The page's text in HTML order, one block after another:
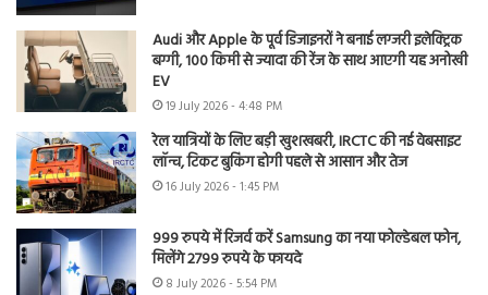
Audi और Apple के पूर्व डिजाइनरों ने बनाई लग्जरी इलेक्ट्रिक
बग्गी, 100 किमी से ज्यादा की रेंज के साथ आएगी यह अनोखी
EV
19 July 2026 - 4:48 PM
रेल यात्रियों के लिए बड़ी खुशखबरी, IRCTC की नई वेबसाइट
लॉन्च, टिकट बुकिंग होगी पहले से आसान और तेज
16 July 2026 - 1:45 PM
999 रुपये में रिजर्व करें Samsung का नया फोल्डेबल फोन,
मिलेंगे 2799 रुपये के फायदे
8 July 2026 - 5:54 PM